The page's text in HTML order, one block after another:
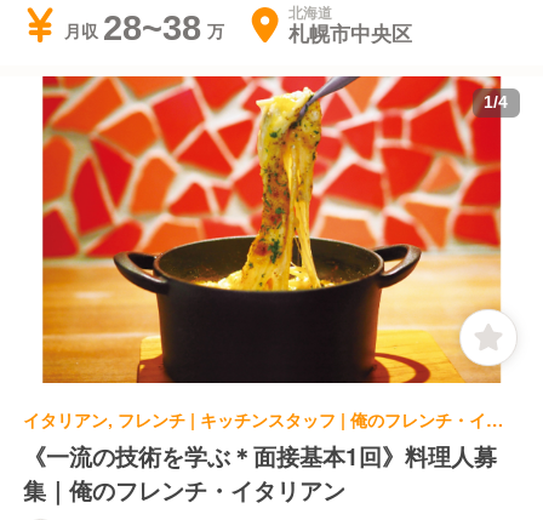
月収 28~38 北海道
札幌市中央区
1/4
イタリアン, フレンチ | キッチンスタッフ | 俺のフレンチ・イタリアン 心斎橋
《一流の技術を学ぶ＊面接基本1回》料理人募
集｜俺のフレンチ・イタリアン